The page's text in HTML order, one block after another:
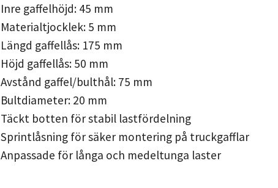
Inre gaffelhöjd: 45 mm
Materialtjocklek: 5 mm
Längd gaffellås: 175 mm
Höjd gaffellås: 50 mm
Avstånd gaffel/bulthål: 75 mm
Bultdiameter: 20 mm
Täckt botten för stabil lastfördelning
Sprintlåsning för säker montering på truckgafflar
Anpassade för långa och medeltunga laster